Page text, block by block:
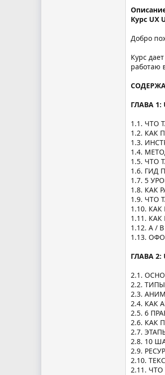
Курс UX
Добро
Курс
работаю
ГЛАВА 1:
1.1. ЧТО
1.2. КАК
1.3.
1.4.
1.5. ЧТО
1.6. ГИД
1.7. 5
1.8. КАК
1.9. ЧТО
1.10.
1.11. КАК
1.12. A /
1.13.
ГЛАВА 2:
2.1.
2.2.
2.3.
2.4. КАК
2.5. 6
2.6. КАК
2.7.
2.8. 10
2.9.
2.10.
2.11. ЧТО